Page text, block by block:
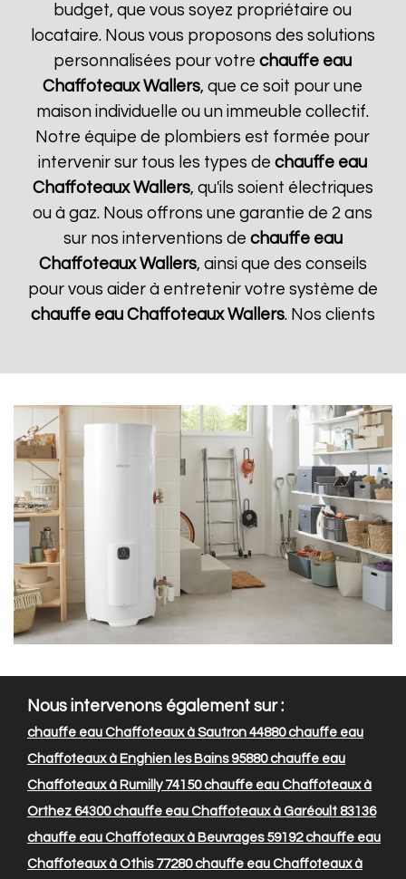
budget, que vous soyez propriétaire ou
locataire. Nous vous proposons des solutions
personnalisées pour votrechauffe eau
Chaffoteaux Wallers, que ce soit pour une
maison individuelle ou un immeuble collectif.
Notre équipe de plombiers est formée pour
intervenir sur tous les types dechauffe eau
Chaffoteaux Wallers, qu'ils soient électriques
ou à gaz. Nous offrons une garantie de 2 ans
sur nos interventions de chauffe eau
Chaffoteaux Wallers, ainsi que des conseils
pour vous aider à entretenir votre système de
chauffe eau Chaffoteaux Wallers. Nos clients
Nous intervenons également sur :
chauffe eau Chaffoteaux à Sautron 44880chauffe eau
Chaffoteaux à Enghien les Bains 95880chauffe eau
Chaffoteaux à Rumilly 74150chauffe eau Chaffoteaux à
Orthez 64300chauffe eau Chaffoteaux à Garéoult 83136
chauffe eau Chaffoteaux à Beuvrages 59192chauffe eau
Chaffoteaux à Othis 77280chauffe eau Chaffoteaux à